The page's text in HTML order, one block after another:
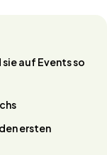
auf Events so
ersten